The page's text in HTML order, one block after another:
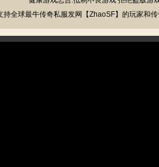
持全球最牛传奇私服发网【ZhaoSF】的玩家和